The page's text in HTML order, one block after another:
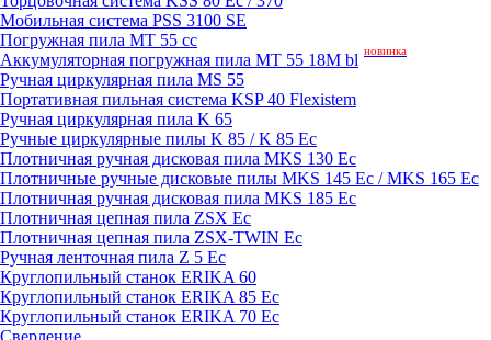
Мобильная система PSS 3100 SE
Погружная пила MT 55 cc
Аккумуляторная погружная пила MT 55 18M bl новинка
Ручная циркулярная пила MS 55
Портативная пильная система KSP 40 Flexistem
Ручная циркулярная пила K 65
Ручные циркулярные пилы K 85 / K 85 Ec
Плотничная ручная дисковая пила MKS 130 Ec
Плотничные ручные дисковые пилы MKS 145 Ec / MKS 165 Ec
Плотничная ручная дисковая пила MKS 185 Ec
Плотничная цепная пила ZSX Ec
Плотничная цепная пила ZSX-TWIN Ec
Ручная ленточная пила Z 5 Ec
Круглопильный станок ERIKA 60
Круглопильный станок ERIKA 85 Ec
Круглопильный станок ERIKA 70 Ec
Сверление